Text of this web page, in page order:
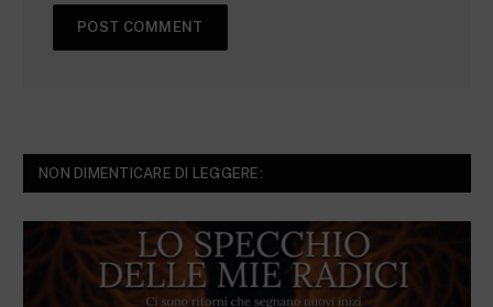
NON DIMENTICARE DI LEGGERE: